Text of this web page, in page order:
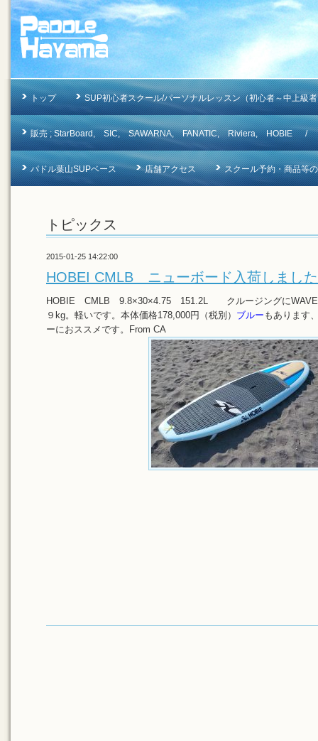
トップ SUP初心者スクール/パーソナルレッスン（初心者～中上級
販売 ; StarBoard, SIC, SAWARNA, FANATIC, Riviera, HOBIE /
パドル葉山SUPベース 店舗アクセス スクール予約・商品
トピックス
2015-01-25 14:22:00
HOBEI CMLB ニューボード入荷しまし
HOBIE CMLB 9.8×30×4.75 151.2L クルージングにWAVE
９kg。軽いです。本体価格178,000円（税別） ブルー もあります
ーにおススメです。From CA